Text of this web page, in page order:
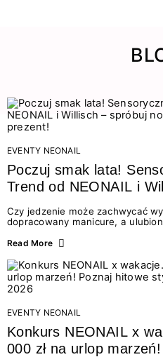
EVENTY NEONAIL
Poczuj smak lata!
Trend od NEONAIL i
nowych lodów i odbierz
Czy jedzenie może zachwycać
dopracowany manicure, a
świata beauty i oszałamiających
zmysłami: przez soczysty kolor,
orzeźwiający zapach i słodki
NEONAIL łączy siły z marką
na styku jedzenia i piękna....
Read More
EVENTY NEONAIL
Konkurs NEONAIL x
000 zł na urlop